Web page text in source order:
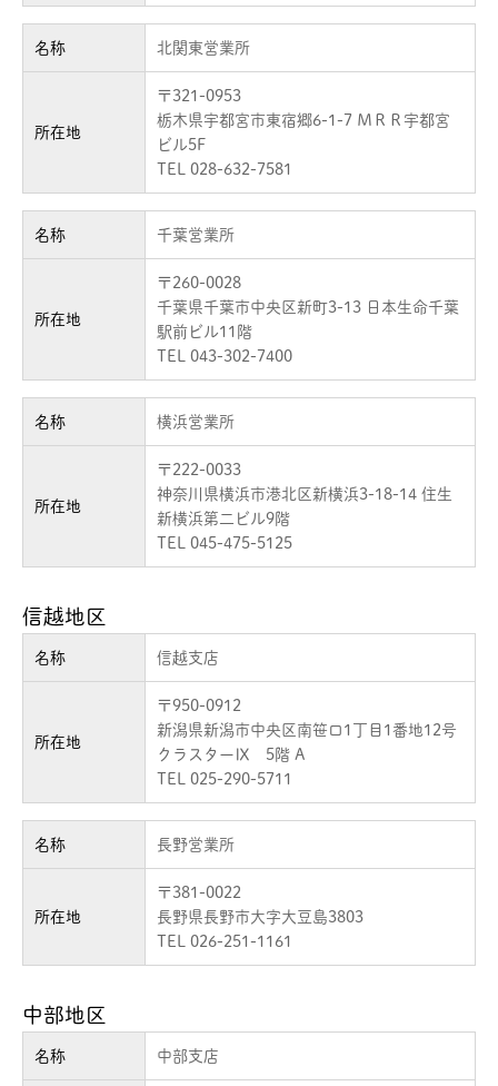
名称 北関東営業所
所在地
〒321-0953
栃木県宇都宮市東宿郷6-1-7 ＭＲＲ宇都宮
ビル5F
TEL 028-632-7581
名称 千葉営業所
所在地
〒260-0028
千葉県千葉市中央区新町3-13 日本生命千葉
駅前ビル11階
TEL 043-302-7400
名称 横浜営業所
所在地
〒222-0033
神奈川県横浜市港北区新横浜3-18-14 住生
新横浜第二ビル9階
TEL 045-475-5125
信越地区
名称 信越支店
所在地
〒950-0912
新潟県新潟市中央区南笹口1丁目1番地12号
クラスターⅨ 5階 A
TEL 025-290-5711
名称 長野営業所
所在地
〒381-0022
長野県長野市大字大豆島3803
TEL 026-251-1161
中部地区
名称 中部支店